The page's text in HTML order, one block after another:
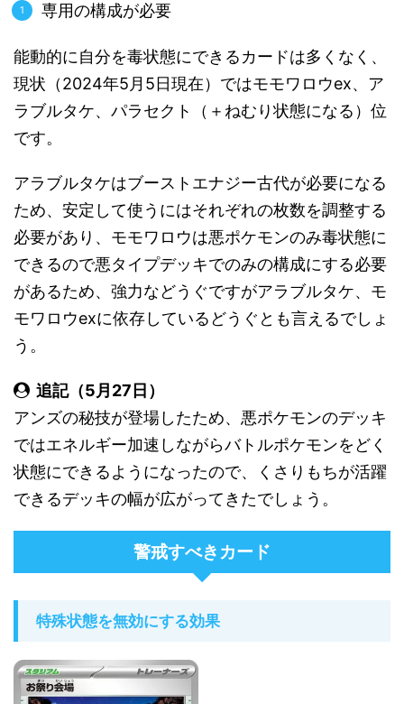
専用の構成が必要
能動的に自分を毒状態にできるカードは多くなく、
現状（2024年5月5日現在）ではモモワロウex、ア
ラブルタケ、パラセクト（＋ねむり状態になる）位
です。
アラブルタケはブーストエナジー古代が必要になる
ため、安定して使うにはそれぞれの枚数を調整する
必要があり、モモワロウは悪ポケモンのみ毒状態に
できるので悪タイプデッキでのみの構成にする必要
があるため、強力などうぐですがアラブルタケ、モ
モワロウexに依存しているどうぐとも言えるでしょ
う。
追記（5月27日）
アンズの秘技が登場したため、悪ポケモンのデッキ
ではエネルギー加速しながらバトルポケモンをどく
状態にできるようになったので、くさりもちが活躍
できるデッキの幅が広がってきたでしょう。
警戒すべきカード
特殊状態を無効にする効果